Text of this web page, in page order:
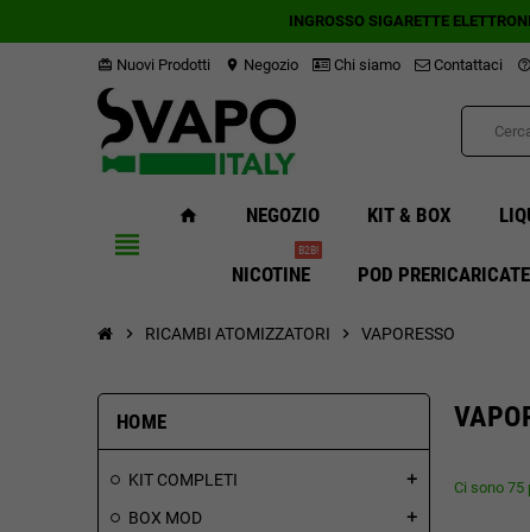
INGROSSO SIGARETTE
card_giftcard Nuovi Prodotti location_on Negozio Chi siamo Contattaci help_outline
view_headline
home NEGOZIO KIT & BOX
NICOTINE
B2B!
POD PRERICARICATE
chevron_right RICAMBI ATOMIZZATORI chevron_right VAPORESSO
HOME
KIT COMPLETI add
BOX MOD add
Ci sono 75